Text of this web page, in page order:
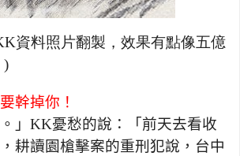
資料照片翻製，效果有點像五億
)
幹掉你！
」 KK憂愁的說：「前天去看收
耕讀園槍擊案的重刑犯說，台中